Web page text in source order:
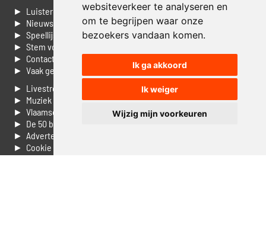
websiteverkeer te analyseren en
om te begrijpen waar onze
bezoekers vandaan komen.
Ik ga akkoord
Ik weiger
Wijzig mijn voorkeuren
► Luisteren naar Jouwradio
► Nieuws
► Speellijst
► Stem voor de Dag top 3
► Contacteer ons
► Vaak gestelde vragen
► Livestream informatie
► Muziek opzoeken
► Vlaamse 100 Aller tijden
► De 50 beste van...
► Adverteren op Jouwradio
► Cookie voorkeuren wijzigen